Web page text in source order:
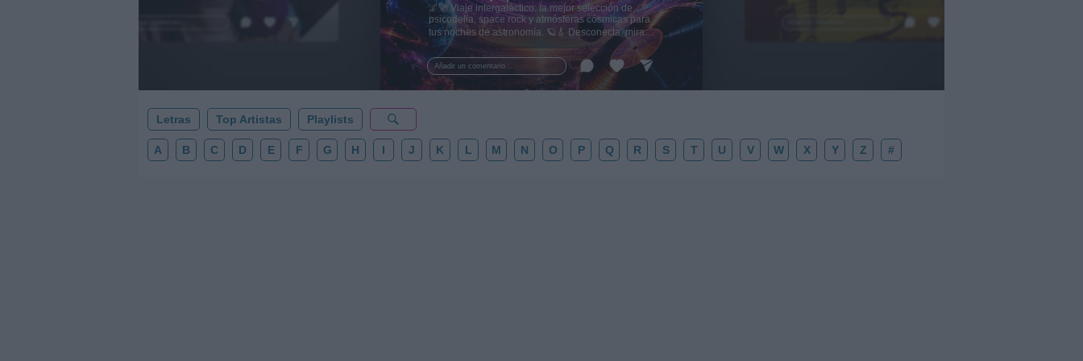
Añadir un comentario ...
🌌🚀 Viaje intergaláctico: la mejor selección de
psicodelia, space rock y atmósferas cósmicas para
tus noches de astronomía. 🪐🎸 Desconecta, mira
al firmamento y siente la gravedad cero. 💾 ¡Guarda
esta colección para tu próxima noche estrellada!
✨⭐
Letras Top Artistas Playlists
A B C D E F G H I J K L M N O P Q R S T U V W X Y Z #